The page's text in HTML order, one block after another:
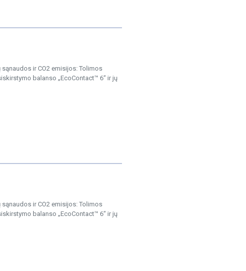
ir CO2 emisijos: Tolimos
balanso „EcoContact™ 6“ ir jų
ir CO2 emisijos: Tolimos
balanso „EcoContact™ 6“ ir jų